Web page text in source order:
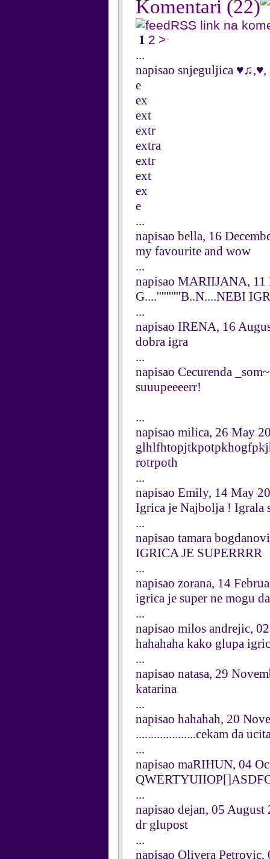
Komentari (22)
RSS link na
1 2 >
...
napisao snjeguljica ♥♫,♥,
e
ex
ext
extr
extra
extr
ext
ex
e
...
napisao bella, 16
my favourite and wow
...
napisao MARIIJANA, 11
G....''''''''''B..N....NEBI
...
napisao IRENA, 16
dobra igra
...
napisao Cecurenda
suuupeeeerr!
...
napisao milica, 26 May
rotrpoth
...
napisao Emily, 14 May
Igrica je Najbolja ! Igrala
...
napisao tamara
IGRICA JE SUPERRRR
...
napisao zorana, 14
igrica je super ne mogu
...
napisao milos andrejic,
hahahaha kako glupa
...
napisao natasa, 29
katarina
...
napisao hahahah, 20
....................cekam da
...
napisao maRIHUN, 04
...
napisao dejan, 05 August
dr glupost
...
napisao Olivera Petrovic,